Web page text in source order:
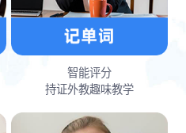
智能评分
持证外教趣味教学